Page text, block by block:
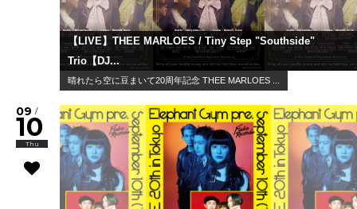
【LIVE】THEE MARLOES / Tiny Step "Southside"
Trio【DJ...
晴れたら空に豆まいて20周年記念 THEE MARLOES ...
09 /
10
Thu